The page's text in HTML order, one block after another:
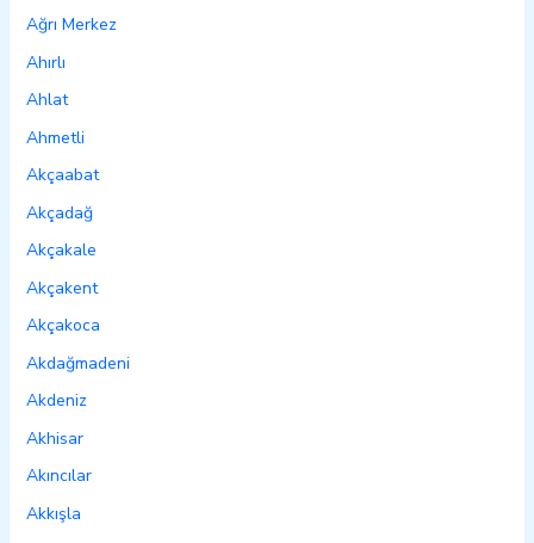
Ağrı Merkez
Ahırlı
Ahlat
Ahmetli
Akçaabat
Akçadağ
Akçakale
Akçakent
Akçakoca
Akdağmadeni
Akdeniz
Akhisar
Akıncılar
Akkışla